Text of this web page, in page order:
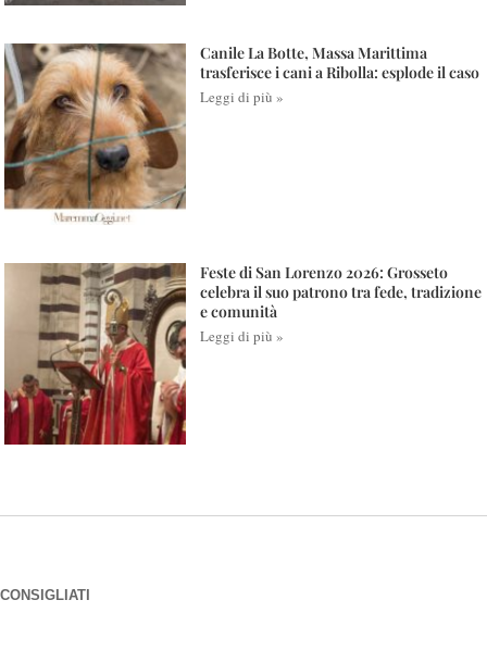
Canile La Botte, Massa Marittima
trasferisce i cani a Ribolla: esplode il caso
Leggi di più »
Feste di San Lorenzo 2026: Grosseto
celebra il suo patrono tra fede, tradizione
e comunità
Leggi di più »
CONSIGLIATI